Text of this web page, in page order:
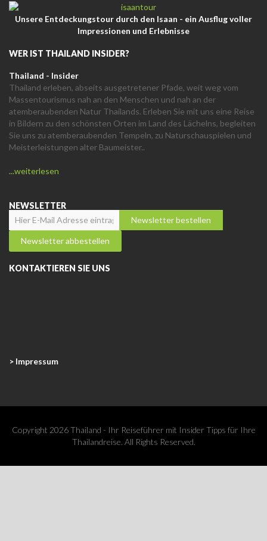
Unsere Entdeckungstour durch den Isaan - ein Ausflug voller
Impressionen und Erlebnisse
WER IST THAILAND INSIDER?
Thailand - Insider
Thailand erleben, abseits ausgetretener Pfade, weit weg vom
Massentourismus nah an den Menschen und nah an der
atemberaubenden Natur Thailands. Erleben Sie mit uns eine Reise
in Bildern zu den schönsten Orten im Land des Lächelns, begleiten
Sie uns zu atemberaubenden Tempeln, zu Naturschauspielen und
Meisterleistungen alter Baumeister..
...weiterlesen
NEWSLETTER
KONTAKTIEREN SIE UNS
> Impressum
Copyright 2026 Thailand - Ihr Reiseführer mit Insider Tipps für Ihre
Thailandreise. All Rights Reserved.